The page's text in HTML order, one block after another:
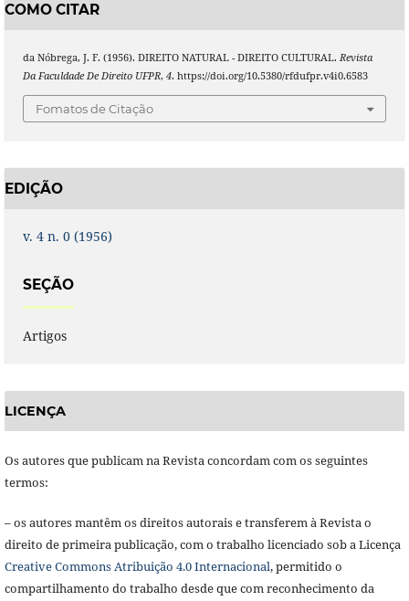
COMO CITAR
da Nóbrega, J. F. (1956). DIREITO NATURAL - DIREITO CULTURAL. Revista
Da Faculdade De Direito UFPR, 4. https://doi.org/10.5380/rfdufpr.v4i0.6583
Fomatos de Citação
EDIÇÃO
v. 4 n. 0 (1956)
SEÇÃO
Artigos
LICENÇA
Os autores que publicam na Revista concordam com os seguintes
termos:
– os autores mantêm os direitos autorais e transferem à Revista o
direito de primeira publicação, com o trabalho licenciado sob a Licença
Creative Commons Atribuição 4.0 Internacional, permitido o
compartilhamento do trabalho desde que com reconhecimento da